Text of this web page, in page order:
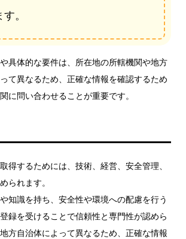
。
具体的な要件は、所在地の所轄機関や地方
て異なるため、正確な情報を確認するため
に問い合わせることが重要です。
得するためには、技術、経営、安全管理、
られます。
知識を持ち、安全性や環境への配慮を行う
録を受けることで信頼性と専門性が認めら
方自治体によって異なるため、正確な情報